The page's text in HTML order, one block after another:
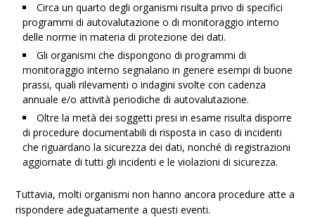
Circa un quarto degli organismi risulta privo di specifici
programmi di autovalutazione o di monitoraggio interno
delle norme in materia di protezione dei dati.
Gli organismi che dispongono di programmi di
monitoraggio interno segnalano in genere esempi di buone
prassi, quali rilevamenti o indagini svolte con cadenza
annuale e/o attività periodiche di autovalutazione.
Oltre la metà dei soggetti presi in esame risulta disporre
di procedure documentabili di risposta in caso di incidenti
che riguardano la sicurezza dei dati, nonché di registrazioni
aggiornate di tutti gli incidenti e le violazioni di sicurezza.
Tuttavia, molti organismi non hanno ancora procedure atte a
rispondere adeguatamente a questi eventi.